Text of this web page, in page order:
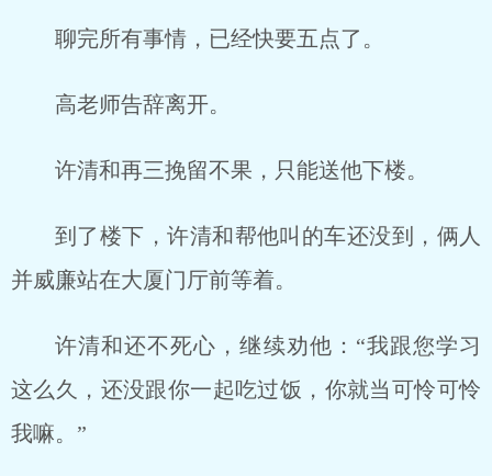
聊完所有事情，已经快要五点了。
高老师告辞离开。
许清和再三挽留不果，只能送他下楼。
到了楼下，许清和帮他叫的车还没到，俩人
并威廉站在大厦门厅前等着。
许清和还不死心，继续劝他：“我跟您学习
这么久，还没跟你一起吃过饭，你就当可怜可怜
我嘛。”